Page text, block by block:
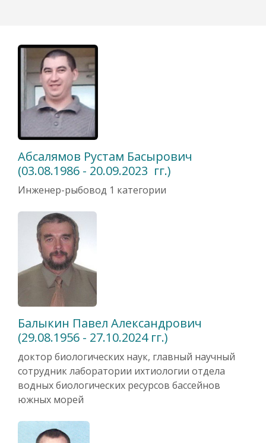
Абсалямов Рустам Басырович
(03.08.1986 - 20.09.2023 гг.)
Инженер-рыбовод 1 категории
Балыкин Павел Александрович
(29.08.1956 - 27.10.2024 гг.)
доктор биологических наук, главный научный
сотрудник лаборатории ихтиологии отдела
водных биологических ресурсов бассейнов
южных морей